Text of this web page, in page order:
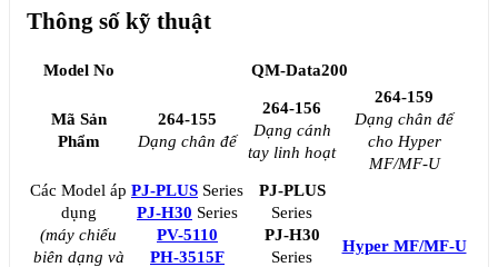
Thông số kỹ thuật
Model No QM-Data200
Mã Sản
Phẩm
264-155
Dạng chân đế
264-156
Dạng cánh
tay linh hoạt
264-159
Dạng chân đế
cho Hyper
MF/MF-U
Các Model áp
dụng
(máy chiếu
biên dạng và
PJ-PLUS Series
PJ-H30 Series
PV-5110
PH-3515F
PJ-PLUS
Series
PJ-H30
Series
Hyper MF/MF-U